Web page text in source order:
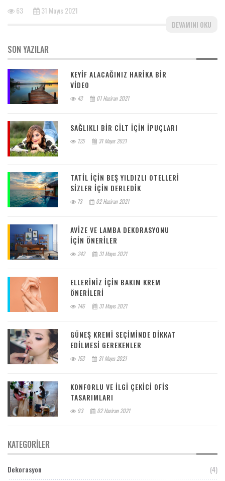
63
31 Mayıs 2021
DEVAMINI OKU
SON YAZILAR
KEYIF ALACAĞINIZ HARIKA BIR
VIDEO
43 01 Haziran 2021
SAĞLIKLI BIR CILT IÇIN IPUÇLARI
125 31 Mayıs 2021
TATIL IÇIN BEŞ YILDIZLI OTELLERI
SIZLER IÇIN DERLEDIK
73 02 Haziran 2021
AVIZE VE LAMBA DEKORASYONU
IÇIN ÖNERILER
242 31 Mayıs 2021
ELLERINIZ IÇIN BAKIM KREM
ÖNERILERI
146 31 Mayıs 2021
GÜNEŞ KREMI SEÇIMINDE DIKKAT
EDILMESI GEREKENLER
153 31 Mayıs 2021
KONFORLU VE ILGI ÇEKICI OFIS
TASARIMLARI
93 02 Haziran 2021
KATEGORILER
Dekorasyon
(4)